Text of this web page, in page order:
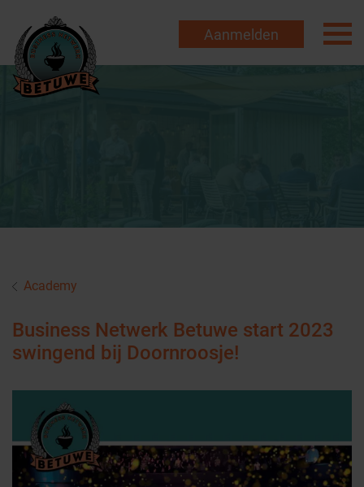
Aanmelden
Academy
Business Netwerk Betuwe start 2023
swingend bij Doornroosje!